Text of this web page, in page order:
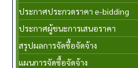
ประกาศประกวดราคา e-bidding
ประกาศผู้ชนะการเสนอราคา
สรุปผลการจัดซื้อจัดจ้าง
แผนการจัดซื้อจัดจ้าง